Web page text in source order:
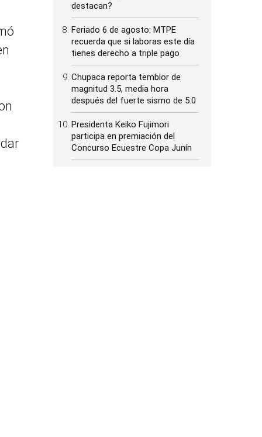
destacan?
Feriado 6 de agosto: MTPE
recuerda que si laboras este día
tienes derecho a triple pago
Chupaca reporta temblor de
magnitud 3.5, media hora
después del fuerte sismo de 5.0
Presidenta Keiko Fujimori
participa en premiación del
Concurso Ecuestre Copa Junín